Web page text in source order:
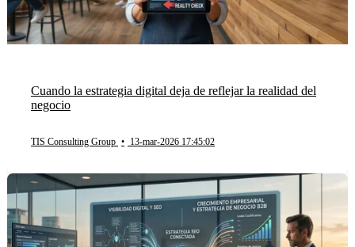
Cuando la estrategia digital deja de reflejar la realidad del
negocio
TIS Consulting Group • 13-mar-2026 17:45:02